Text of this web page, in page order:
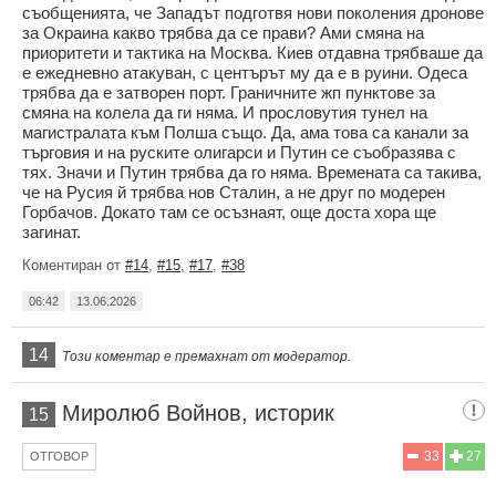
съобщенията, че Западът подготвя нови поколения дронове
за Окраина какво трябва да се прави? Ами смяна на
приоритети и тактика на Москва. Киев отдавна трябваше да
е ежедневно атакуван, с центърът му да е в руини. Одеса
трябва да е затворен порт. Граничните жп пунктове за
смяна на колела да ги няма. И прословутия тунел на
магистралата към Полша също. Да, ама това са канали за
търговия и на руските олигарси и Путин се съобразява с
тях. Значи и Путин трябва да го няма. Времената са такива,
че на Русия й трябва нов Сталин, а не друг по модерен
Горбачов. Докато там се осъзнаят, още доста хора ще
загинат.
Коментиран от #14, #15, #17, #38
06:42 13.06.2026
14 Този коментар е премахнат от модератор.
15 Миролюб Войнов, историк
27
33
ОТГОВОР